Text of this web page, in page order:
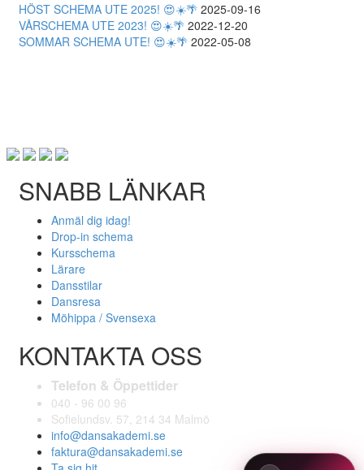
HÖST SCHEMA UTE 2025! 😍☀️🌴 2025-09-16
VÅRSCHEMA UTE 2023! 😍☀️🌴 2022-12-20
SOMMAR SCHEMA UTE! 😍☀️🌴 2022-05-08
SNABB LÄNKAR
Anmäl dig idag!
Drop-in schema
Kursschema
Lärare
Dansstilar
Dansresa
Möhippa / Svensexa
KONTAKTA OSS
Telefon & Öppettider
040 - 96 00 96
Sofielundsv. 57, 214 34 Malmö
info@dansakademi.se
faktura@dansakademi.se